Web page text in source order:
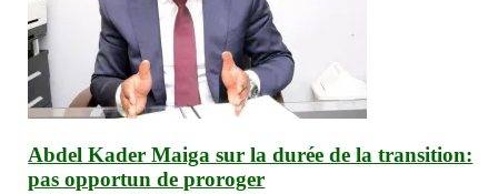
Abdel Kader Maiga sur la durée de la transition:
pas opportun de proroger